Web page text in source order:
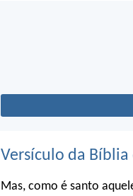
Versículo da Bíblia
Mas, como é santo